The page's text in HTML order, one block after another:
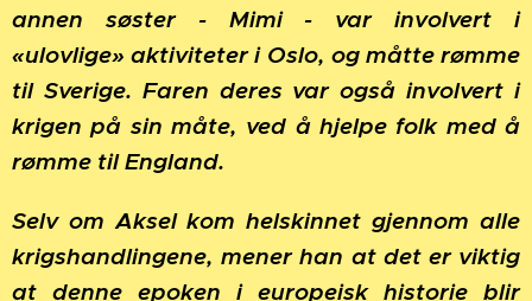
annen søster - Mimi - var involvert i
«ulovlige» aktiviteter i Oslo, og måtte rømme
til Sverige. Faren deres var også involvert i
krigen på sin måte, ved å hjelpe folk med å
rømme til England.
Selv om Aksel kom helskinnet gjennom alle
krigshandlingene, mener han at det er viktig
at denne epoken i europeisk historie blir